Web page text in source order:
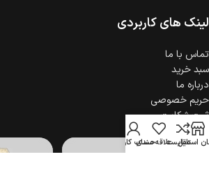
لینک های کاربردی
تماس با ما
سبد خرید
درباره ما
حریم خصوصی
ثبت شکایت
استایلمقایسهعلاقه مندی
حساب کاربری